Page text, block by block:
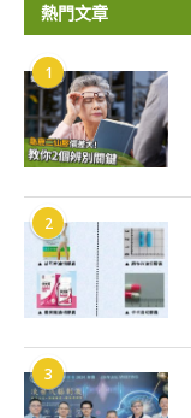
熱門文章
1
2
3